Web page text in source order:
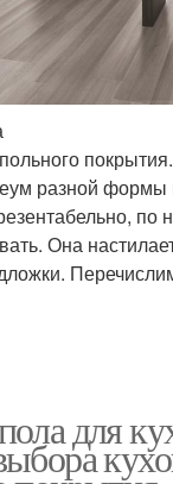
разной
по
Она
для